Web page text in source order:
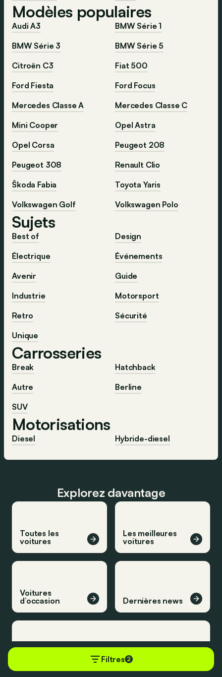
Filtres 2
Modèles populaires
Audi A3
BMW Série 1
BMW Série 3
BMW Série 5
Citroën C3
Fiat 500
Ford Fiesta
Ford Focus
Mercedes Classe A
Mercedes Classe C
Mini Cooper
Opel Astra
Opel Corsa
Peugeot 208
Peugeot 308
Renault Clio
Škoda Fabia
Toyota Yaris
Volkswagen Golf
Volkswagen Polo
Sujets
Best of
Design
Électrique
Événements
Avenir
Guide
Industrie
Motorsport
Retro
Sécurité
Unique
Carrosseries
Break
Hatchback
Autre
Berline
SUV
Motorisations
Diesel Hybride-diesel
Explorez davantage
Toutes les
voitures
Les meilleures
voitures
Voitures
d’occasion
Dernières news